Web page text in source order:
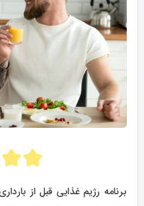
برنامه رژیم غذایی قبل از